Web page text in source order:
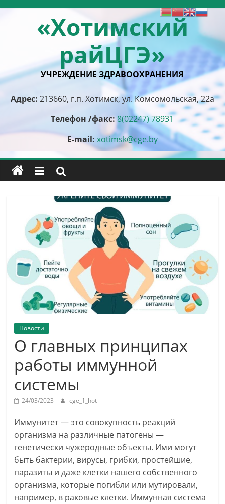
Перейти
содержимому«Хотимский
райЦГЭ»
УЧРЕЖДЕНИЕ ЗДРАВООХРАНЕНИЯ
Адрес: 213660, г.п. Хотимск, ул. Комсомольская, 22а
Телефон /факс:8(02247) 78931
E-mail: xotimsk@cge.by
Новости
О главных принципах
работы иммунной
системы
24/03/2023 cge_1_hot
Иммунитет — это совокупность реакций
организма на различные патогены —
генетически чужеродные объекты. Ими могут
быть бактерии, вирусы, грибки, простейшие,
паразиты и даже клетки нашего собственного
организма, которые погибли или мутировали,
например, в раковые клетки. Иммунная система